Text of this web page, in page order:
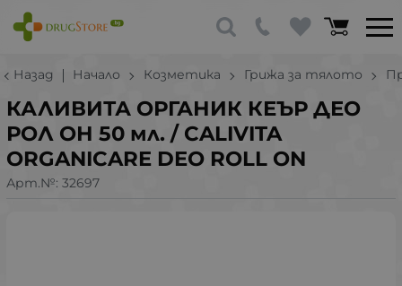
Назад Начало Козметика Грижа за тялото
КАЛИВИТА ОРГАНИК КЕЪР ДЕО
РОЛ ОН 50 мл. / CALIVITA
ORGANICARE DEO ROLL ON
Арт.№: 32697